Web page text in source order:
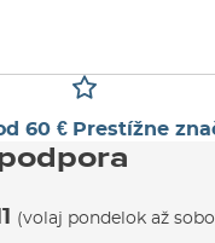
60 € Prestížne
(volaj pondelok až